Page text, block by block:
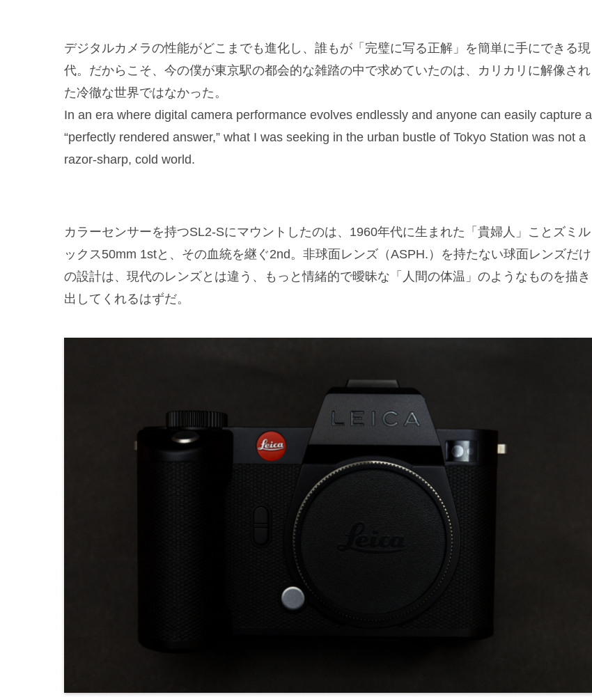
デジタルカメラの性能がどこまでも進化し、誰もが「完璧に写る正解」を簡単に手にできる現
代。だからこそ、今の僕が東京駅の都会的な雑踏の中で求めていたのは、カリカリに解像され
た冷徹な世界ではなかった。
In an era where digital camera performance evolves endlessly and anyone can easily capture a
“perfectly rendered answer,” what I was seeking in the urban bustle of Tokyo Station was not a
razor-sharp, cold world.
カラーセンサーを持つSL2-Sにマウントしたのは、1960年代に生まれた「貴婦人」ことズミル
ックス50mm 1stと、その血統を継ぐ2nd。非球面レンズ（ASPH.）を持たない球面レンズだけ
の設計は、現代のレンズとは違う、もっと情緒的で曖昧な「人間の体温」のようなものを描き
出してくれるはずだ。